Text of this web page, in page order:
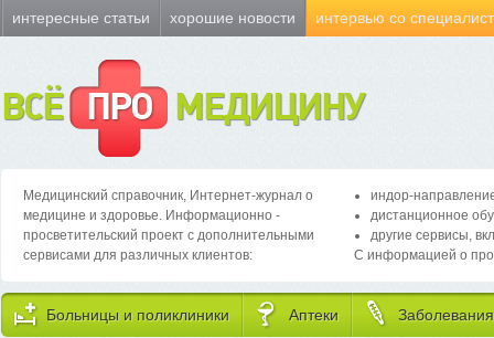
интересные статьи хорошие новости интервью со
ВСЁ ПРО МЕДИЦИНУ
Медицинский справочник, Интернет-журнал о
медицине и здоровье. Информационно -
просветительский проект с дополнительными
сервисами для различных клиентов:
индор-
дистанционное
другие сервисы,
С информацией о
Больницы и поликлиники Аптеки Заболевания